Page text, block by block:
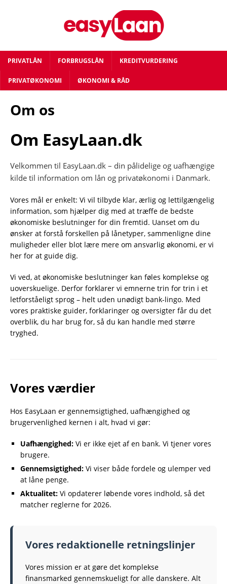
PRIVATLÅN FORBRUGSLÅN KREDITVURDERING
PRIVATØKONOMI ØKONOMI & RÅD
Om os
Om EasyLaan.dk
Velkommen til EasyLaan.dk – din pålidelige og uafhængige
kilde til information om lån og privatøkonomi i Danmark.
Vores mål er enkelt: Vi vil tilbyde klar, ærlig og lettilgængelig
information, som hjælper dig med at træffe de bedste
økonomiske beslutninger for din fremtid. Uanset om du
ønsker at forstå forskellen på lånetyper, sammenligne dine
muligheder eller blot lære mere om ansvarlig økonomi, er vi
her for at guide dig.
Vi ved, at økonomiske beslutninger kan føles komplekse og
uoverskuelige. Derfor forklarer vi emnerne trin for trin i et
letforståeligt sprog – helt uden unødigt bank-lingo. Med
vores praktiske guider, forklaringer og oversigter får du det
overblik, du har brug for, så du kan handle med større
tryghed.
Vores værdier
Hos EasyLaan er gennemsigtighed, uafhængighed og
brugervenlighed kernen i alt, hvad vi gør:
Uafhængighed: Vi er ikke ejet af en bank. Vi tjener vores
brugere.
Gennemsigtighed: Vi viser både fordele og ulemper ved
at låne penge.
Aktualitet: Vi opdaterer løbende vores indhold, så det
matcher reglerne for 2026.
Vores redaktionelle retningslinjer
Vores mission er at gøre det komplekse
finansmarked gennemskueligt for alle danskere. Alt